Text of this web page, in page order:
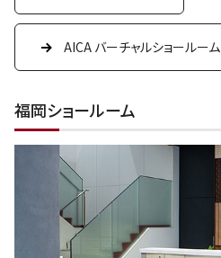
AICA バーチャルショールーム
福岡ショールーム